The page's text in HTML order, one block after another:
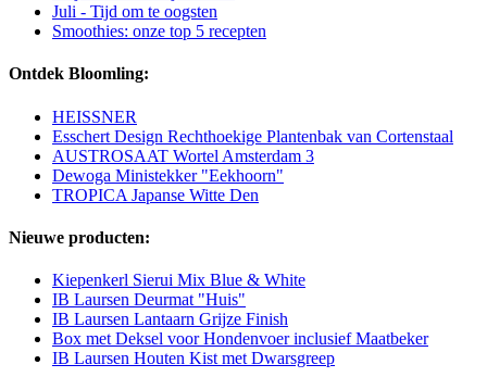
Juli - Tijd om te oogsten
Smoothies: onze top 5 recepten
Ontdek Bloomling:
HEISSNER
Esschert Design Rechthoekige Plantenbak van Cortenstaal
AUSTROSAAT Wortel Amsterdam 3
Dewoga Ministekker "Eekhoorn"
TROPICA Japanse Witte Den
Nieuwe producten:
Kiepenkerl Sierui Mix Blue & White
IB Laursen Deurmat "Huis"
IB Laursen Lantaarn Grijze Finish
Box met Deksel voor Hondenvoer inclusief Maatbeker
IB Laursen Houten Kist met Dwarsgreep